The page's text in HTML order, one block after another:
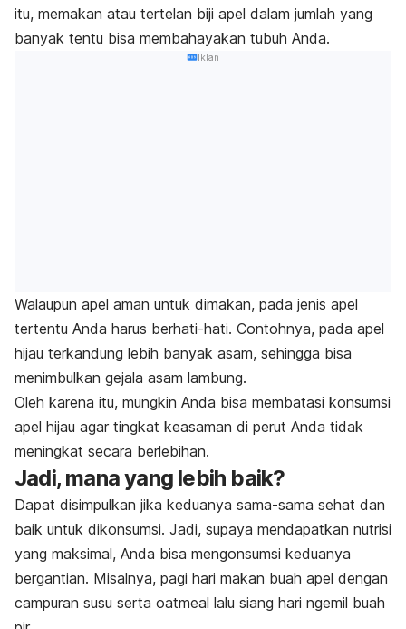
itu, memakan atau tertelan biji apel dalam jumlah yang
banyak tentu bisa membahayakan tubuh Anda.
Iklan
Walaupun apel aman untuk dimakan, pada jenis apel
tertentu Anda harus berhati-hati. Contohnya, pada apel
hijau terkandung lebih banyak asam, sehingga bisa
menimbulkan gejala asam lambung.
Oleh karena itu, mungkin Anda bisa membatasi konsumsi
apel hijau agar tingkat keasaman di perut Anda tidak
meningkat secara berlebihan.
Jadi, mana yang lebih baik?
Dapat disimpulkan jika keduanya sama-sama sehat dan
baik untuk dikonsumsi. Jadi, supaya mendapatkan nutrisi
yang maksimal, Anda bisa mengonsumsi keduanya
bergantian. Misalnya, pagi hari makan buah apel dengan
campuran susu serta oatmeal lalu siang hari ngemil buah